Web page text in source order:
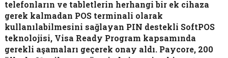
telefonların ve tabletlerin herhangi bir ek cihaza
gerek kalmadan POS terminali olarak
kullanılabilmesini sağlayan PIN destekli SoftPOS
teknolojisi, Visa Ready Program kapsamında
gerekli aşamaları geçerek onay aldı. Paycore, 200